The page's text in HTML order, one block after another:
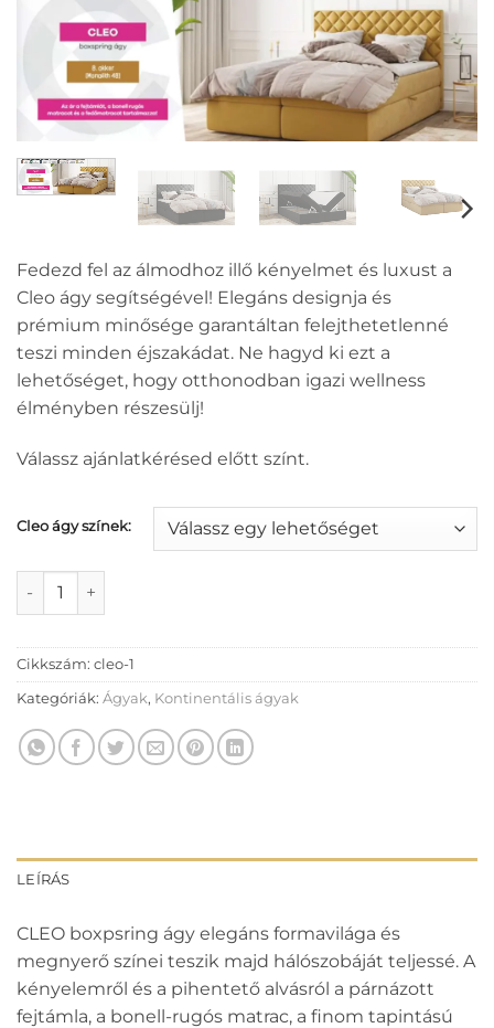
Fedezd fel az álmodhoz illő kényelmet és luxust a
Cleo ágy segítségével! Elegáns designja és
prémium minősége garantáltan felejthetetlenné
teszi minden éjszakádat. Ne hagyd ki ezt a
lehetőséget, hogy otthonodban igazi wellness
élményben részesülj!
Válassz ajánlatkérésed előtt színt.
Cleo ágy színek:
Cleo ágy mennyiség
Cikkszám: cleo-1
Kategóriák: Ágyak, Kontinentális ágyak
LEÍRÁS
CLEO boxpsring ágy elegáns formavilága és
megnyerő színei teszik majd hálószobáját teljessé. A
kényelemről és a pihentető alvásról a párnázott
fejtámla, a bonell-rugós matrac, a finom tapintású